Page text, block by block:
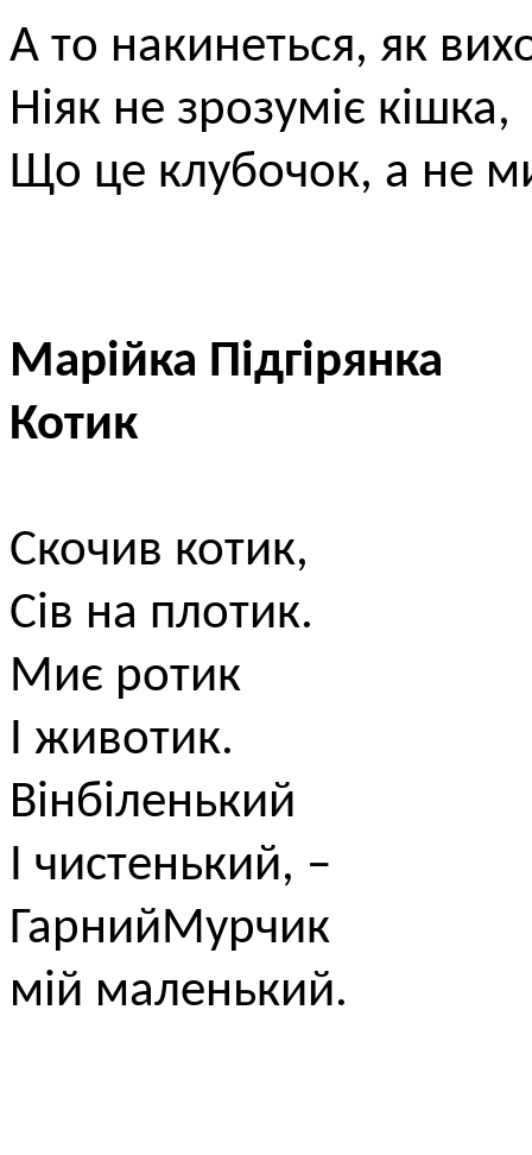
А то накинеться, як
Ніяк не зрозуміє кішка,
Що це клубочок, а не
Марійка Підгірянка
Котик
Скочив котик,
Сів на плотик.
Миє ротик
І животик.
Вінбіленький
І чистенький, –
ГарнийМурчик
мій маленький.